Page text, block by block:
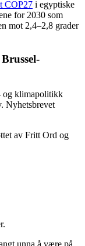
COP27 i egyptiske
for 2030 som
mot 2,4–2,8 grader
og klimapolitikk
Nyhetsbrevet
av Fritt Ord og